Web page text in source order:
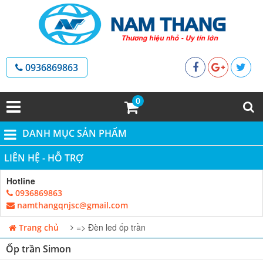
0936869863
0
DANH MỤC SẢN PHẨM
LIÊN HỆ - HỖ TRỢ
Hotline
0936869863
namthangqnjsc@gmail.com
Trang chủ
=> Đèn led ốp trần
Ốp trần Simon